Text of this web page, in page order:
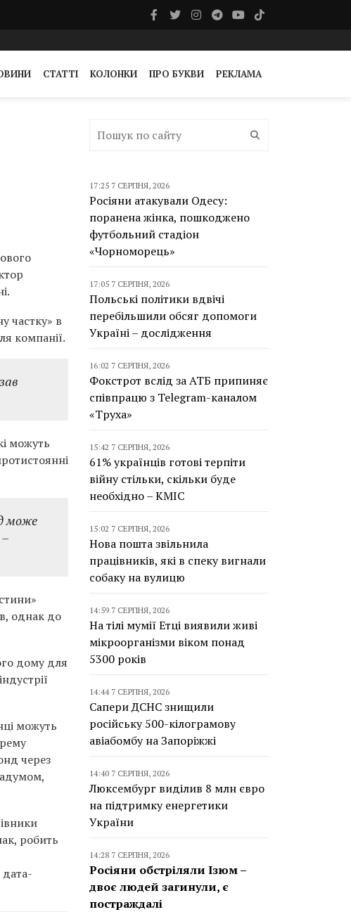
СТАТТІ КОЛОНКИ ПРО БУКВИ РЕКЛАМА
частку» в
компанії.
можуть
може
–
однак до
дому для
можуть
через
робить
дата-
17:25 7 СЕРПНЯ, 2026
Росіяни атакували Одесу:
поранена жінка, пошкоджено
футбольний стадіон
«Чорноморець»
17:05 7 СЕРПНЯ, 2026
Польські політики вдвічі
перебільшили обсяг допомоги
Україні – дослідження
16:02 7 СЕРПНЯ, 2026
Фокстрот вслід за АТБ припиняє
співпрацю з Telegram-каналом
«Труха»
15:42 7 СЕРПНЯ, 2026
61% українців готові терпіти
війну стільки, скільки буде
необхідно – КМІС
15:02 7 СЕРПНЯ, 2026
Нова пошта звільнила
працівників, які в спеку вигнали
собаку на вулицю
14:59 7 СЕРПНЯ, 2026
На тілі мумії Етці виявили живі
мікроорганізми віком понад
5300 років
14:44 7 СЕРПНЯ, 2026
Сапери ДСНС знищили
російську 500-кілограмову
авіабомбу на Запоріжжі
14:40 7 СЕРПНЯ, 2026
Люксембург виділив 8 млн євро
на підтримку енергетики
України
14:28 7 СЕРПНЯ, 2026
Росіяни обстріляли Ізюм –
двоє людей загинули, є
постраждалі